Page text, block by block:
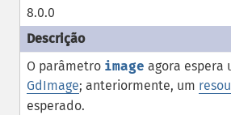
8.0.0
O parâmetro image agora espera
GdImage; anteriormente, um
esperado.